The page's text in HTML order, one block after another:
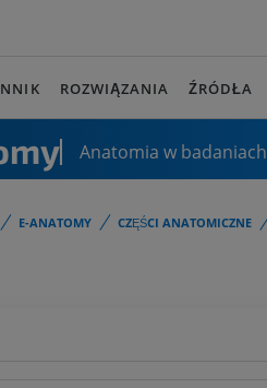
ROZWIĄZANIA ŹRÓDŁA
Anatomia w badaniach
E-ANATOMY CZĘŚCI ANATOMICZNE